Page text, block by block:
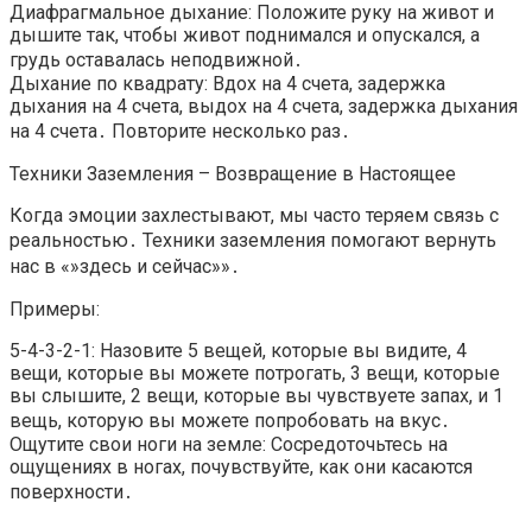
Диафрагмальное дыхание: Положите руку на живот и
дышите так, чтобы живот поднимался и опускался, а
грудь оставалась неподвижной․
Дыхание по квадрату: Вдох на 4 счета, задержка
дыхания на 4 счета, выдох на 4 счета, задержка дыхания
на 4 счета․ Повторите несколько раз․
Техники Заземления – Возвращение в Настоящее
Когда эмоции захлестывают, мы часто теряем связь с
реальностью․ Техники заземления помогают вернуть
нас в «»здесь и сейчас»»․
Примеры:
5-4-3-2-1: Назовите 5 вещей, которые вы видите, 4
вещи, которые вы можете потрогать, 3 вещи, которые
вы слышите, 2 вещи, которые вы чувствуете запах, и 1
вещь, которую вы можете попробовать на вкус․
Ощутите свои ноги на земле: Сосредоточьтесь на
ощущениях в ногах, почувствуйте, как они касаются
поверхности․